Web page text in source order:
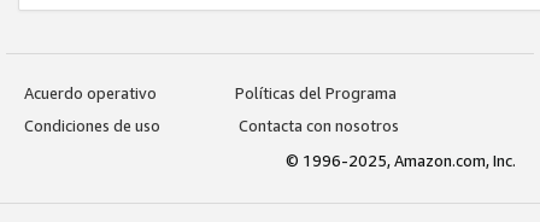
Acuerdo operativo
Políticas del Programa
Condiciones de uso
Contacta con nosotros
© 1996-2025, Amazon.com, Inc.